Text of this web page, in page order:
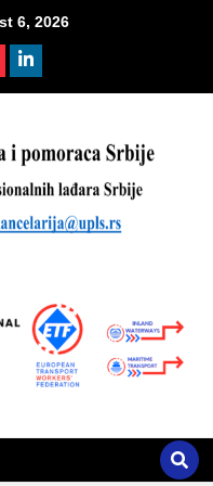
6, 2026
Srbije